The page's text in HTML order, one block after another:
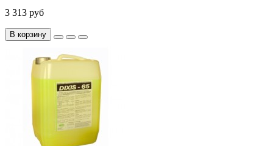
3 313 руб
В корзину